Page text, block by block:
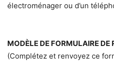
électroménager ou d’un
MODÈLE DE FORMULAIRE DE
(Complétez et renvoyez ce